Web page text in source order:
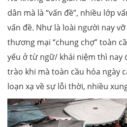
dân mà là “vấn đề”, nhiều lớp
vấn đề. Như là loài người nay
thương mại “chung chợ” toàn
yếu ở từ ngữ/ khái niệm thì nay
trào khi mà toàn cầu hóa ngày
loạn xạ về sự lỗi thời, nhiều